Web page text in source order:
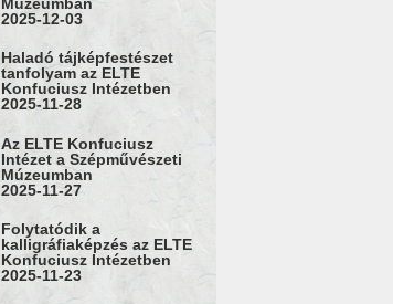
2025-12-03
Haladó tájképfestészet
tanfolyam az ELTE
Konfuciusz Intézetben
2025-11-28
Az ELTE Konfuciusz
Intézet a Szépművészeti
Múzeumban
2025-11-27
Folytatódik a
kalligráfiaképzés az ELTE
Konfuciusz Intézetben
2025-11-23